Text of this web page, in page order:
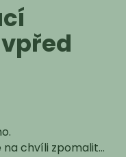
na chvíli zpomalit…